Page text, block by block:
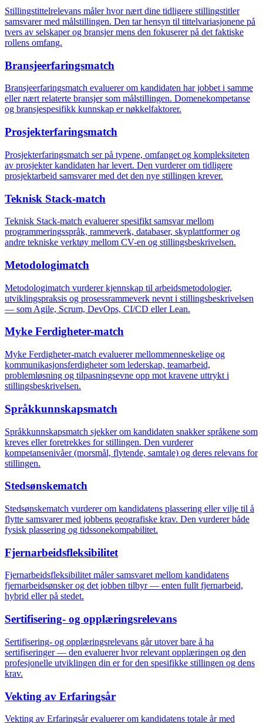
Stillingstittelrelevans måler hvor nært dine tidligere stillingstitler
samsvarer med målstillingen. Den tar hensyn til tittelvariasjonene på
tvers av selskaper og bransjer mens den fokuserer på det faktiske
rollens omfang.
Bransjeerfaringsmatch
Bransjeerfaringsmatch evaluerer om kandidaten har jobbet i samme
eller nært relaterte bransjer som målstillingen. Domenekompetanse
og bransjespesifikk kunnskap er nøkkelfaktorer.
Prosjekterfaringsmatch
Prosjekterfaringsmatch ser på typene, omfanget og kompleksiteten
av prosjekter kandidaten har levert. Den vurderer om tidligere
prosjektarbeid samsvarer med det den nye stillingen krever.
Teknisk Stack-match
Teknisk Stack-match evaluerer spesifikt samsvar mellom
programmeringsspråk, rammeverk, databaser, skyplattformer og
andre tekniske verktøy mellom CV-en og stillingsbeskrivelsen.
Metodologimatch
Metodologimatch vurderer kjennskap til arbeidsmetodologier,
utviklingspraksis og prosessrammeverk nevnt i stillingsbeskrivelsen
— som Agile, Scrum, DevOps, CI/CD eller Lean.
Myke Ferdigheter-match
Myke Ferdigheter-match evaluerer mellommenneskelige og
kommunikasjonsferdigheter som lederskap, teamarbeid,
problemløsning og tilpasningsevne opp mot kravene uttrykt i
stillingsbeskrivelsen.
Språkkunnskapsmatch
Språkkunnskapsmatch sjekker om kandidaten snakker språkene som
kreves eller foretrekkes for stillingen. Den vurderer
kompetansenivåer (morsmål, flytende, samtale) og deres relevans for
stillingen.
Stedsønskematch
Stedsønskematch vurderer om kandidatens plassering eller vilje til å
flytte samsvarer med jobbens geografiske krav. Den vurderer både
fysisk plassering og tidssonekompabilitet.
Fjernarbeidsfleksibilitet
Fjernarbeidsfleksibilitet måler samsvaret mellom kandidatens
fjernarbeidsønsker og det jobben tilbyr — enten fullt fjernarbeid,
hybrid eller på stedet.
Sertifisering- og opplæringsrelevans
Sertifisering- og opplæringsrelevans går utover bare å ha
sertifiseringer — den evaluerer hvor relevant opplæringen og den
profesjonelle utviklingen din er for den spesifikke stillingen og dens
krav.
Vekting av Erfaringsår
Vekting av Erfaringsår evaluerer om kandidatens totale år med